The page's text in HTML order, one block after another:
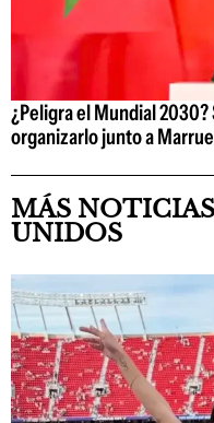
¿Peligra el Mundial 2030?
organizarlo junto a
MÁS
UNIDOS